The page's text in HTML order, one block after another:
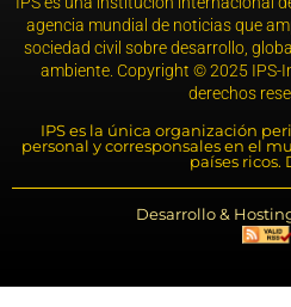
agencia mundial de noticias que
sociedad civil sobre desarrollo,
ambiente. Copyright © 2025 IPS-
derechos
IPS es la única organización
personal y corresponsales en el
países ricos.
Desarrollo &